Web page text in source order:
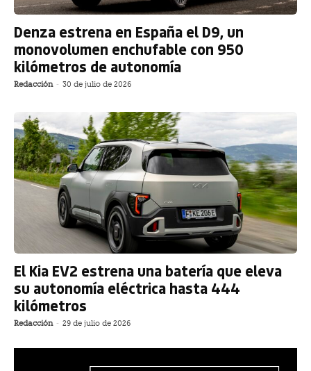
Denza estrena en España el D9, un
monovolumen enchufable con 950
kilómetros de autonomía
Redacción - 30 de julio de 2026
El Kia EV2 estrena una batería que eleva
su autonomía eléctrica hasta 444
kilómetros
Redacción - 29 de julio de 2026